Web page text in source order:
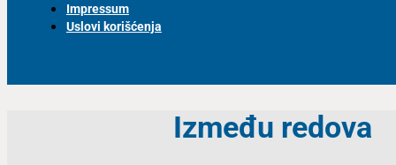
Impressum
Uslovi korišćenja
Između redova